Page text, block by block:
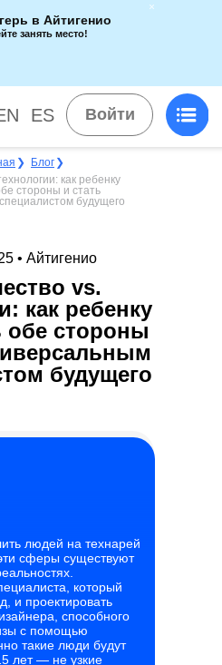
в Айтигенио
занять место!
как ребенку
стороны и стать
будущего
Блог
❯ ❯
vs.
как ребенку
обе стороны
будущего
• Айтигенио
людей на технарей
сферы существуют
который
и проектировать
способного
с помощью
такие люди будут
лет — не узкие